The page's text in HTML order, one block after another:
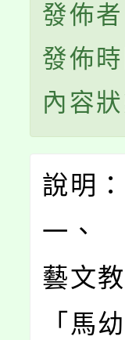
發佈
發佈
內容
說明
一、
藝文
「馬